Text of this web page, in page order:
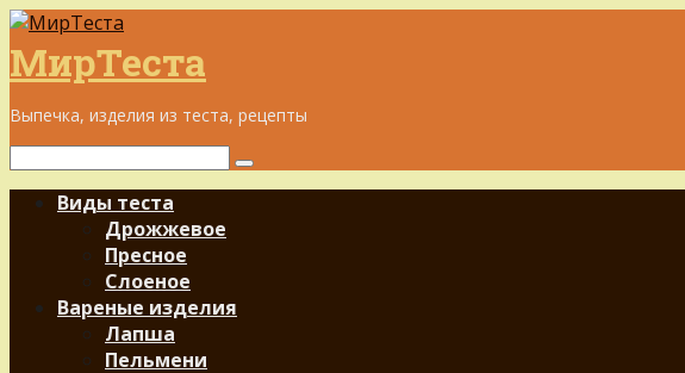
Перейти
к
контенту
МирТеста
Выпечка, изделия из теста, рецепты
Поиск:
Виды теста
Дрожжевое
Пресное
Слоеное
Вареные изделия
Лапша
Пельмени